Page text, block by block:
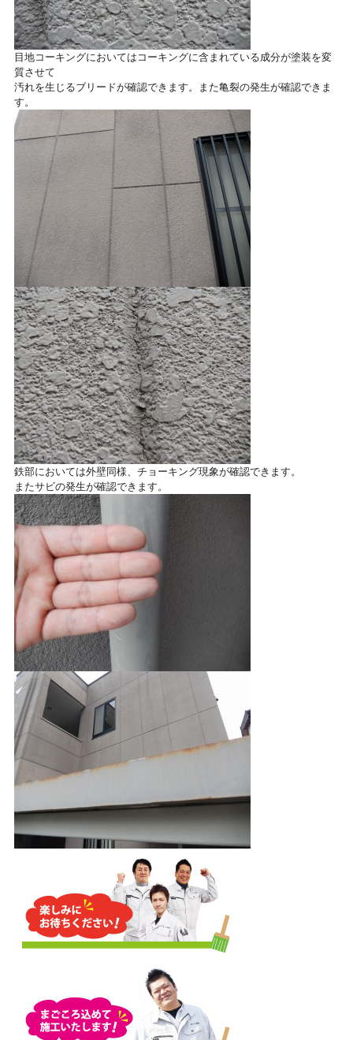
目地コーキングにおいてはコーキングに含まれている成分が塗装を変
質させて
汚れを生じるブリードが確認できます。また亀裂の発生が確認できま
す。
鉄部においては外壁同様、チョーキング現象が確認できます。
またサビの発生が確認できます。